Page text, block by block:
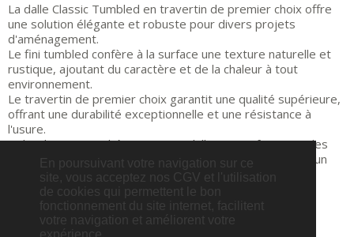
En poursuivant votre navigation sur ce
site, vous acceptez nos CGV et l'utilisation
de cookies qui permettent le bon
fonctionnement du site internet, facilitent
votre navigation et améliorent votre
expérience.
La dalle Classic Tumbled en travertin de premier choix offre
une solution élégante et robuste pour divers projets
d'aménagement.
Le fini tumbled confère à la surface une texture naturelle et
rustique, ajoutant du caractère et de la chaleur à tout
environnement.
Le travertin de premier choix garantit une qualité supérieure,
offrant une durabilité exceptionnelle et une résistance à
l'usure.
Polyvalente et esthétique, cette dalle est parfaite pour les
sols, les terrasses, les allées, ou toute autre surface où un
revêtement élégant et durable est recherché.
Fournisseur : TOUT FAIRE PLATEFORME